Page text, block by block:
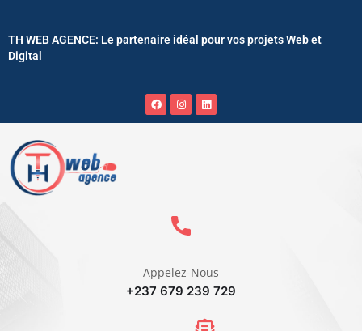
TH WEB AGENCE: Le partenaire idéal pour vos projets Web et
Digital
Appelez-Nous
+237 679 239 729